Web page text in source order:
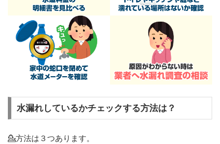
水漏れしているかチェックする方法は？
💁方法は３つあります。